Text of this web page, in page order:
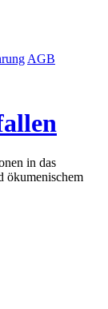
AGB
in das
ökumenischem